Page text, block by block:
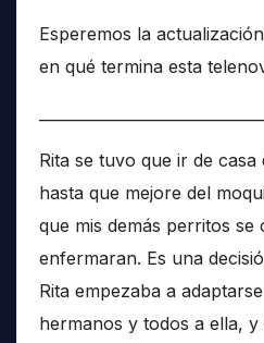
Esperemos la
en qué termina esta
Rita se tuvo que ir de casa
hasta que mejore del
que mis demás perritos se
enfermaran. Es una
Rita empezaba a
hermanos y todos a ella,